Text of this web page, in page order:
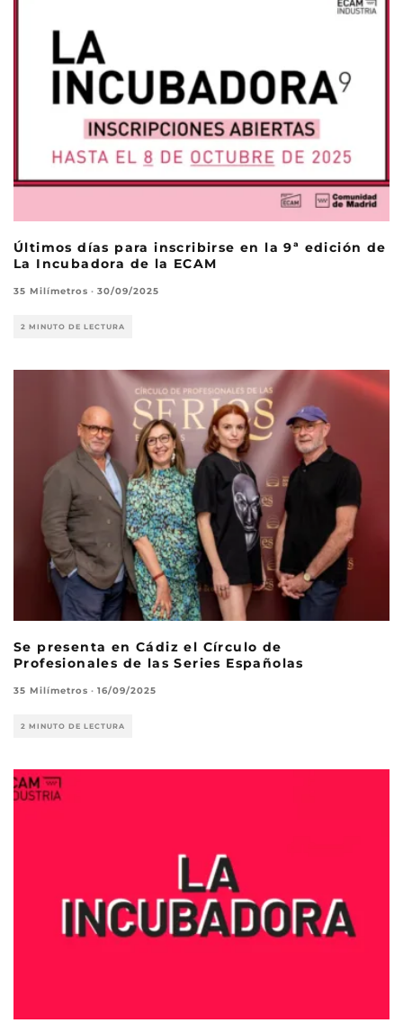
Últimos días para inscribirse en la 9ª edición de
La Incubadora de la ECAM
35 Milímetros · 30/09/2025
2 MINUTO DE LECTURA
Se presenta en Cádiz el Círculo de
Profesionales de las Series Españolas
35 Milímetros · 16/09/2025
2 MINUTO DE LECTURA